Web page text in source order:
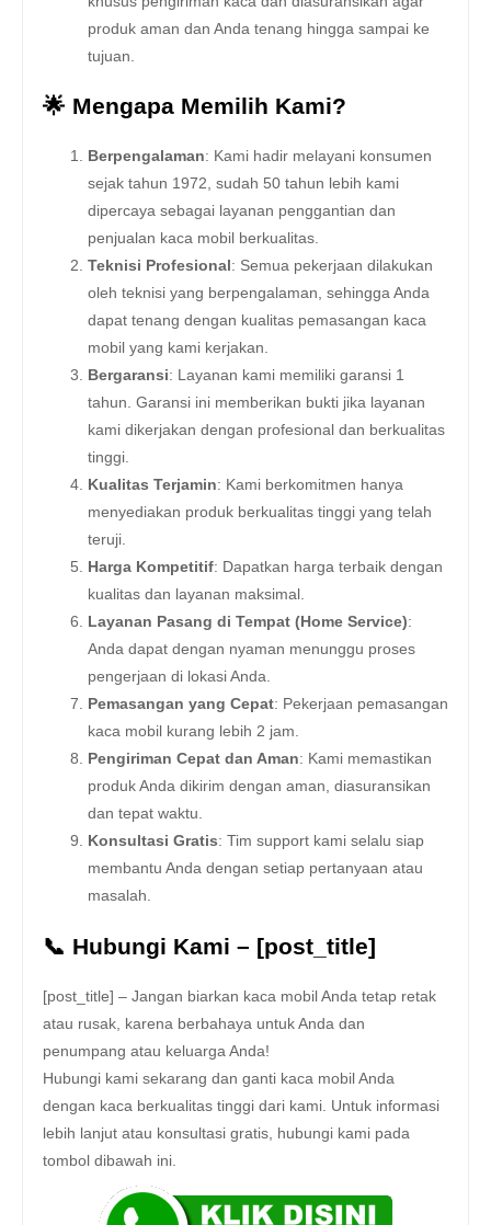
produk aman dan Anda tenang hingga sampai ke
tujuan.
🌟 Mengapa Memilih Kami?
Berpengalaman: Kami hadir melayani konsumen
sejak tahun 1972, sudah 50 tahun lebih kami
dipercaya sebagai layanan penggantian dan
penjualan kaca mobil berkualitas.
Teknisi Profesional : Semua pekerjaan dilakukan
oleh teknisi yang berpengalaman, sehingga Anda
dapat tenang dengan kualitas pemasangan kaca
mobil yang kami kerjakan.
Bergaransi: Layanan kami memiliki garansi 1
tahun. Garansi ini memberikan bukti jika layanan
kami dikerjakan dengan profesional dan berkualitas
tinggi.
Kualitas Terjamin: Kami berkomitmen hanya
menyediakan produk berkualitas tinggi yang telah
teruji.
Harga Kompetitif: Dapatkan harga terbaik dengan
kualitas dan layanan maksimal.
Layanan Pasang di Tempat (Home Service):
Anda dapat dengan nyaman menunggu proses
pengerjaan di lokasi Anda.
Pemasangan yang Cepat: Pekerjaan pemasangan
kaca mobil kurang lebih 2 jam.
Pengiriman Cepat dan Aman: Kami memastikan
produk Anda dikirim dengan aman, diasuransikan
dan tepat waktu.
Konsultasi Gratis: Tim support kami selalu siap
membantu Anda dengan setiap pertanyaan atau
masalah.
📞 Hubungi Kami – [post_title]
[post_title] – Jangan biarkan kaca mobil Anda tetap retak
atau rusak, karena berbahaya untuk Anda dan
penumpang atau keluarga Anda!
Hubungi kami sekarang dan ganti kaca mobil Anda
dengan kaca berkualitas tinggi dari kami. Untuk informasi
lebih lanjut atau konsultasi gratis, hubungi kami pada
tombol dibawah ini.